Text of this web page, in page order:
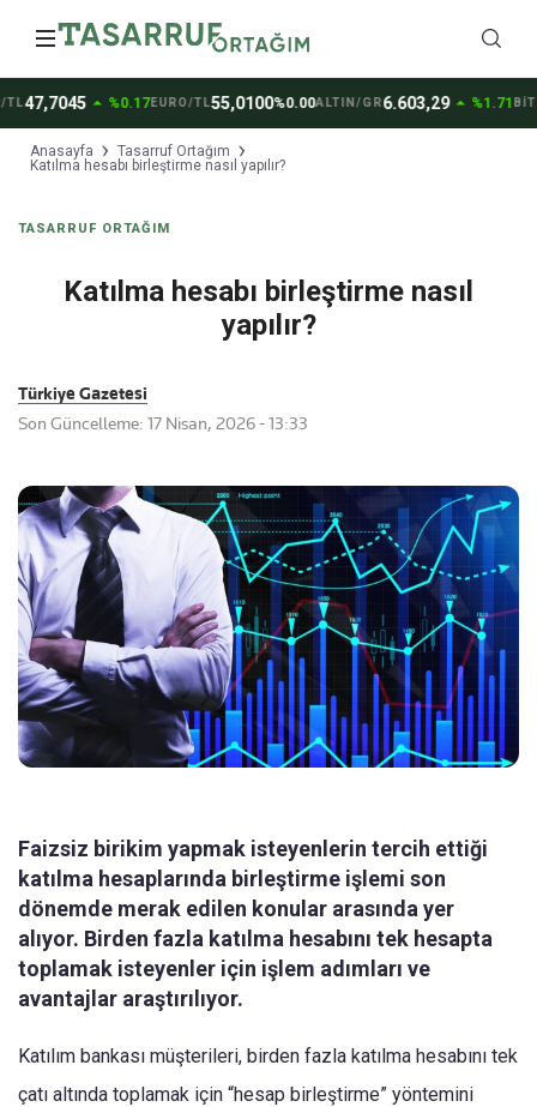
47,7045arrow_drop_up %0.17EURO/TL55,0100%0.00ALTIN/GR6.603,29arrow_drop_up %1.71
Anasayfa
Tasarruf Ortağım
Katılma hesabı birleştirme nasıl yapılır?
TASARRUF ORTAĞIM
Katılma hesabı birleştirme nasıl
yapılır?
Türkiye Gazetesi
Son Güncelleme: 17 Nisan, 2026 - 13:33
Faizsiz birikim yapmak isteyenlerin tercih ettiği
katılma hesaplarında birleştirme işlemi son
dönemde merak edilen konular arasında yer
alıyor. Birden fazla katılma hesabını tek hesapta
toplamak isteyenler için işlem adımları ve
avantajlar araştırılıyor.
Katılım bankası müşterileri, birden fazla katılma hesabını tek
çatı altında toplamak için “hesap birleştirme” yöntemini